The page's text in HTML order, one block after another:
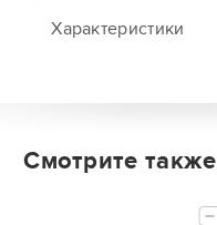
Характеристики
Смотрите также